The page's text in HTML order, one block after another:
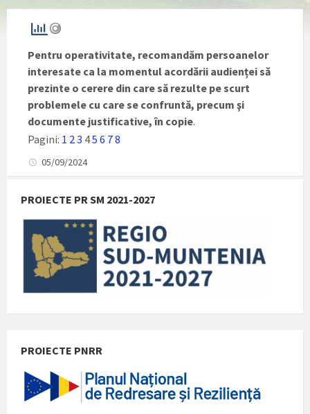
Pentru operativitate, recomandăm persoanelor
interesate ca la momentul acordării audienței să
prezinte o cerere din care să rezulte pe scurt
problemele cu care se confruntă, precum şi
documente justificative, în copie.
Pagini: 1 2 3 45 6 78
05/09/2024
PROIECTE PR SM 2021-2027
PROIECTE PNRR